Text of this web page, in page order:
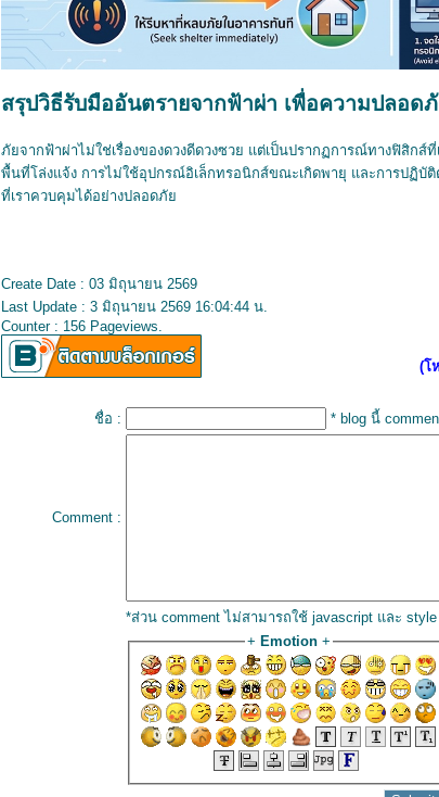
สรุปวิธีรับมืออันตรายจากฟ้าผ่า เพื่อความปลอด
ภัยจากฟ้าผ่าไม่ใช่เรื่องของดวงดีดวงซวย แต่เป็นปรากฏการณ์ทางฟิสิกส์
พื้นที่โล่งแจ้ง การไม่ใช้อุปกรณ์อิเล็กทรอนิกส์ขณะเกิดพายุ และการปฏิบั
ที่เราควบคุมได้อย่างปลอดภั
Create Date : 03 มิถุนายน 2569
Last Update : 3 มิถุนายน 2569 16:04:44 น.
Counter : 156 Pageviews.
(โ
ชื่อ : * blog นี้
Comment :
*ส่วน comment ไม่สามารถใช้ javascript และ style
+ Emotion+